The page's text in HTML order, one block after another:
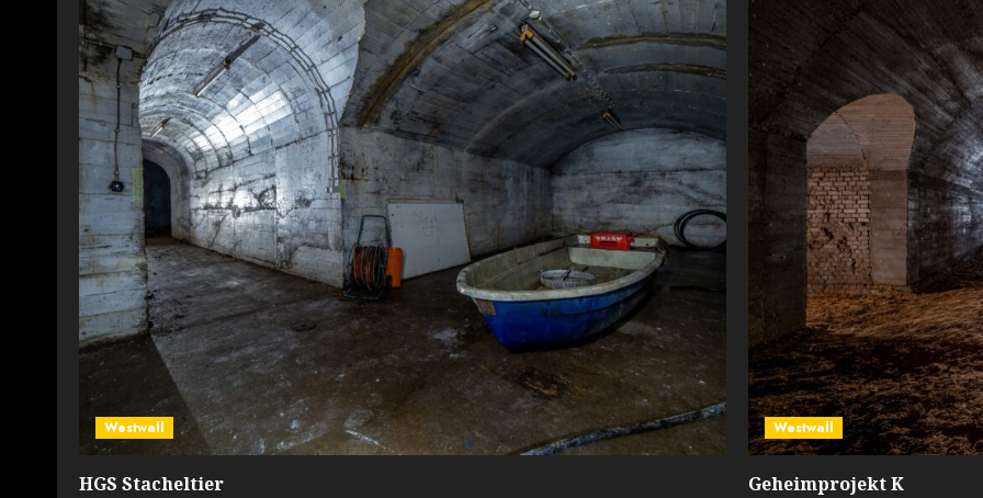
Westwall
HGS Stacheltier
Westwall
Geheimprojekt K